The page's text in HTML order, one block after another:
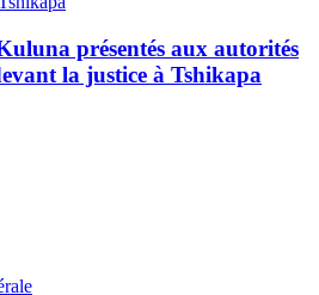
présentés aux autorités
la justice à Tshikapa